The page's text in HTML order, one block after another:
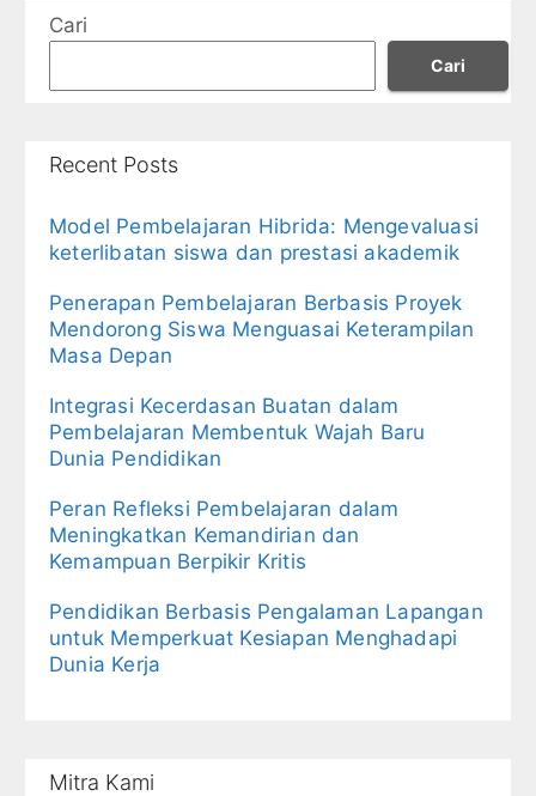
Cari
Cari
Recent Posts
Model Pembelajaran Hibrida: Mengevaluasi
keterlibatan siswa dan prestasi akademik
Penerapan Pembelajaran Berbasis Proyek
Mendorong Siswa Menguasai Keterampilan
Masa Depan
Integrasi Kecerdasan Buatan dalam
Pembelajaran Membentuk Wajah Baru
Dunia Pendidikan
Peran Refleksi Pembelajaran dalam
Meningkatkan Kemandirian dan
Kemampuan Berpikir Kritis
Pendidikan Berbasis Pengalaman Lapangan
untuk Memperkuat Kesiapan Menghadapi
Dunia Kerja
Mitra Kami